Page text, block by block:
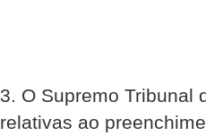
3. O Supremo Tribunal
relativas ao